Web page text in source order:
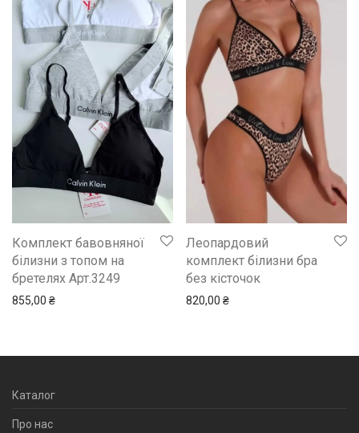
Комплект бавовняної
білизни з топом на
бретелях Арт.3249
855,00 ₴
Леопардовий
комплект білизни бра
без кісточок
820,00 ₴
Каталог
Про нас